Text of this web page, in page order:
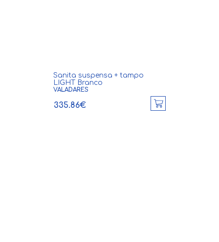
Sanita suspensa + tampo
LIGHT Branco
VALADARES
335.86€